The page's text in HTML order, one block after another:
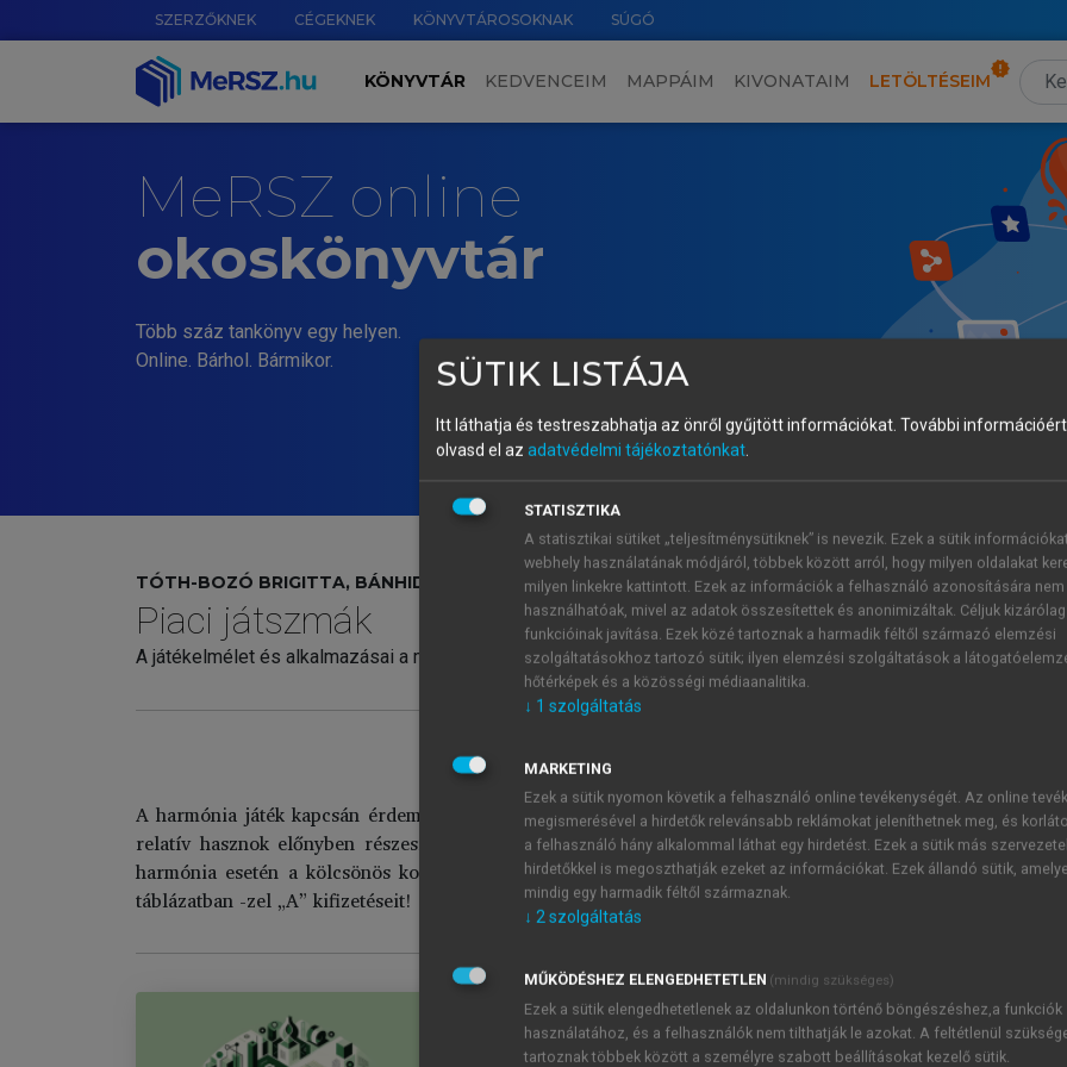
SZERZŐKNEK CÉGEKNEK KÖNYVTÁROSOKNAK SÚGÓ
KÖNYVTÁR KEDVENCEIM MAPPÁIM KIVONATAIM LETÖLTÉSEIM
MeRSZ online
okoskönyvtár
Több száz tankönyv egy helyen.
Online. Bárhol. Bármikor.
TÓTH-BOZÓ BRIGITTA, BÁNHIDI ZOLTÁN (SZERK.)
Piaci játszmák
A játékelmélet és alkalmazásai a modern világban
Abszolút és relatív előnyök
A harmónia játék kapcsán érdemes visszatérni az abszolút és relatív előnyök kérdésére. Ahogy korábban
relatív hasznok előnyben részesítésére. Ez gyakorlatilag azt jelenti, hogy bár az abszolút hasznok
harmónia esetén a kölcsönös kooperáció), a relatív hasznok tekintetében más lenne a kifizetés és a
táblázatban -zel „A” kifizetéseit!
TARTALOMJEGYZÉK
SÜTIK LISTÁJA
Itt láthatja és testreszabhatja az önről gyűjtött információkat. További
olvasd el az adatvédelmi tájékoztatónkat.
STATISZTIKA
A statisztikai sütiket „teljesítménysütiknek” is nevezik. Ezek a sütik
webhely használatának módjáról, többek között arról, hogy milyen oldalakat
milyen linkekre kattintott. Ezek az információk a felhasználó azonosítására nem
használhatóak, mivel az adatok összesítettek és anonimizáltak. Céljuk
funkcióinak javítása. Ezek közé tartoznak a harmadik féltől származó elemzési
szolgáltatásokhoz tartozó sütik; ilyen elemzési szolgáltatások a
hőtérképek és a közösségi médiaanalitika.
↓ 1 szolgáltatás
MARKETING
Ezek a sütik nyomon követik a felhasználó online tevékenységét. Az online
megismerésével a hirdetők relevánsabb reklámokat jeleníthetnek meg, és
a felhasználó hány alkalommal láthat egy hirdetést. Ezek a sütik más
hirdetőkkel is megoszthatják ezeket az információkat. Ezek állandó sütik,
mindig egy harmadik féltől származnak.
↓ 2szolgáltatás
MŰKÖDÉSHEZ ELENGEDHETETLEN (mindig szükséges)
Ezek a sütik elengedhetetlenek az oldalunkon történő böngészéshez,a funkciók
használatához, és a felhasználók nem tilthatják le azokat. A feltétlenül
tartoznak többek között a személyre szabott beállításokat kezelő sütik.